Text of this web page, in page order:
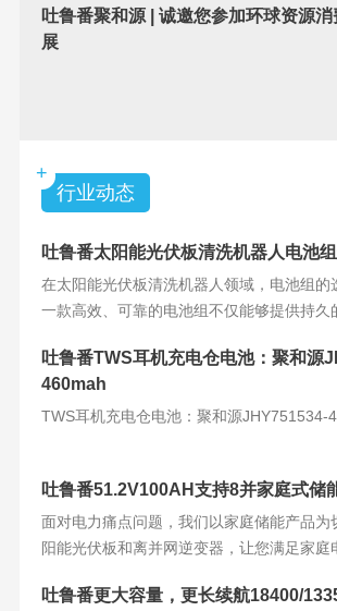
吐鲁番聚和源 | 诚邀您参加环球资源
展
+
行业动态
吐鲁番太阳能光伏板清洗机器人电池
在太阳能光伏板清洗机器人领域，电池组的
一款高效、可靠的电池组不仅能够提供持久
吐鲁番TWS耳机充电仓电池：聚和源
460mah
TWS耳机充电仓电池：聚和源JHY751534-
吐鲁番51.2V100AH支持8并家庭式储
面对电力痛点问题，我们以家庭储能产品为
阳能光伏板和离并网逆变器，让您满足家庭
吐鲁番更大容量，更长续航18400/